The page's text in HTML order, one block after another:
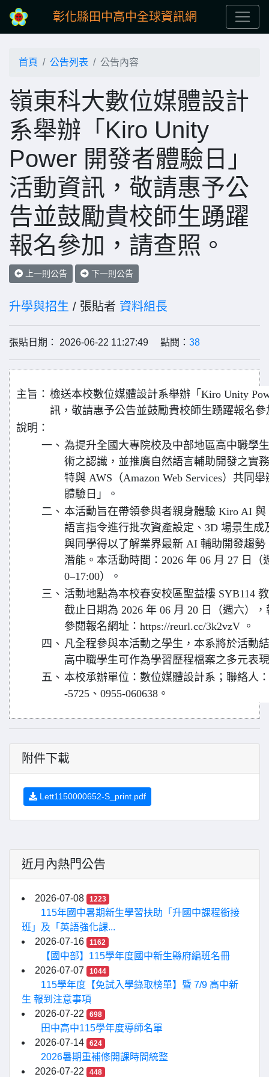
彰化縣田中高中全球資訊網
首頁 公告列表 公告內容
嶺東科大數位媒體設計
系舉辦「Kiro Unity
Power 開發者體驗日」
活動資訊，敬請惠予公
告並鼓勵貴校師生踴躍
報名參加，請查照。
上一則公告 下一則公告
升學與招生 / 張貼者 資料組長
張貼日期： 2026-06-22 11:27:49 點閱： 38
主旨： 檢送本校數位媒體設計系舉辦「Kiro Unity
訊，敬請惠予公告並鼓勵貴校師生踴躍報名
說明：
一、 為提升全國大專院校及中部地區高中職學
術之認識，並推廣自然語言輔助開發之實
特與 AWS（Amazon Web Services）共同
體驗日」。
二、 本活動旨在帶領參與者親身體驗 Kiro AI
語言指令進行批次資產設定、3D 場景生
與同學得以了解業界最新 AI 輔助開發趨
潛能。本活動時間：2026 年 06 月 27 日（
0–17:00）。
三、 活動地點為本校春安校區聖益樓 SYB114
截止日期為 2026 年 06 月 20 日（週六）
參閱報名網址：https://reurl.cc/3k2vzV 。
四、 凡全程參與本活動之學生，本系將於活動
高中職學生可作為學習歷程檔案之多元表
五、 本校承辦單位：數位媒體設計系；聯絡人
-5725、0955-060638。
附件下載
Lett1150000652-S_print.pdf
近月內熱門公告
2026-07-08 1223
115年國中暑期新生學習扶助「升國中課程銜接
班」及「英語強化課...
2026-07-16
1162
【國中部】115學年度國中新生縣府編班名冊
2026-07-07
1044
115學年度【免試入學錄取榜單】暨 7/9 高中新
生 報到注意事項
2026-07-22
698
田中高中115學年度導師名單
2026-07-14
624
2026暑期重補修開課時間統整
2026-07-22
448